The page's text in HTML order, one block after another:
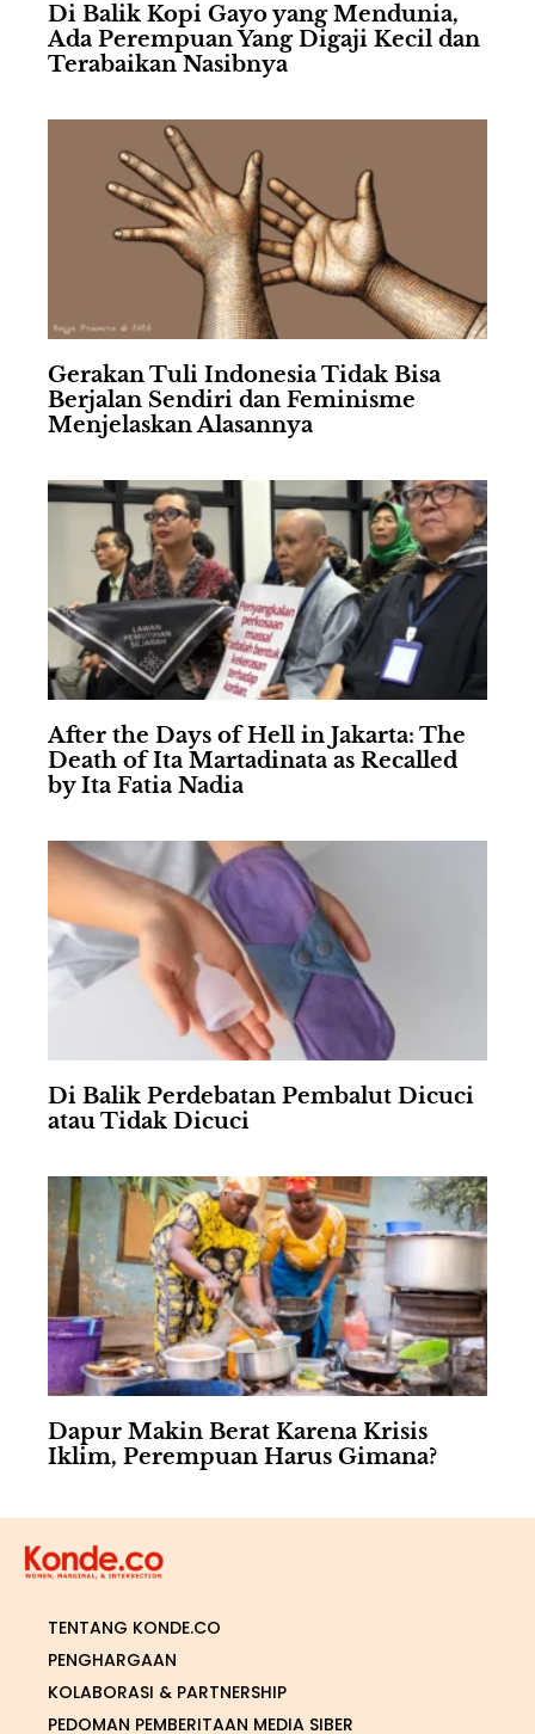
Di Balik Kopi Gayo yang Mendunia,
Ada Perempuan Yang Digaji Kecil dan
Terabaikan Nasibnya
Gerakan Tuli Indonesia Tidak Bisa
Berjalan Sendiri dan Feminisme
Menjelaskan Alasannya
After the Days of Hell in Jakarta: The
Death of Ita Martadinata as Recalled
by Ita Fatia Nadia
Di Balik Perdebatan Pembalut Dicuci
atau Tidak Dicuci
Dapur Makin Berat Karena Krisis
Iklim, Perempuan Harus Gimana?
TENTANG KONDE.CO
PENGHARGAAN
KOLABORASI & PARTNERSHIP
PEDOMAN PEMBERITAAN MEDIA SIBER